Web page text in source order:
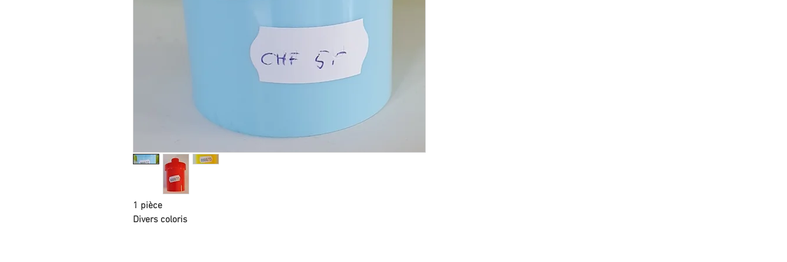
1 pièce
Divers coloris